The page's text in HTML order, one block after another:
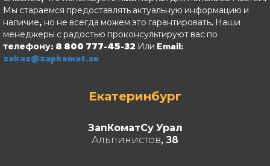
Мы стараемся предоставлять актуальную информацию и
наличие, но не всегда можем это гарантировать. Наши
менеджеры с радостью проконсультируют вас по
телефону: 8 800 777-45-32 Или Email:
zakaz@zapkomat.su
Екатеринбург
ЗапКоматСу Урал
Альпинистов, 38